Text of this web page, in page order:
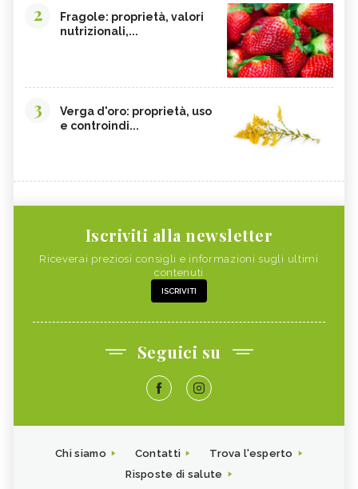
2
Fragole: proprietà, valori
nutrizionali,...
3
Verga d'oro: proprietà, uso
e controindi...
Iscriviti alla newsletter
Riceverai preziosi consigli e informazioni sugli ultimi
contenuti
ISCRIVITI
Seguici su
Chi siamo Contatti
Trova l'esperto
Risposte di salute